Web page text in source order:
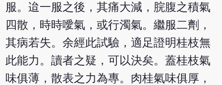
服。迨一服之後，其痛大減，脘腹之積氣
四散，時時噯氣，或行濁氣。繼服二劑，
其病若失。余經此試驗，適足證明桂枝無
此能力。讀者之疑，可以決矣。蓋桂枝氣
味俱薄，散表之力為專。肉桂氣味俱厚，